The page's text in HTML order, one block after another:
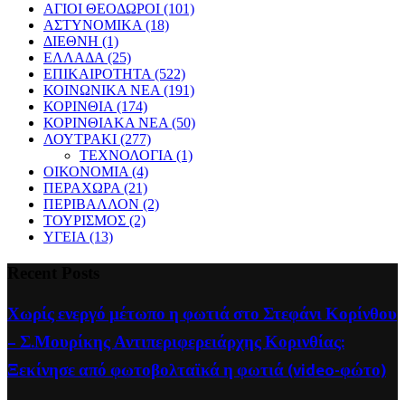
ΑΓΙΟΙ ΘΕΟΔΩΡΟΙ (101)
ΑΣΤΥΝΟΜΙΚΑ(18)
ΔΙΕΘΝΗ (1)
ΕΛΛΑΔΑ(25)
ΕΠΙΚΑΙΡΟΤΗΤΑ(522)
ΚΟΙΝΩΝΙΚΑ ΝΕΑ(191)
ΚΟΡΙΝΘΙΑ(174)
ΚΟΡΙΝΘΙΑΚΑ ΝΕΑ(50)
ΛΟΥΤΡΑΚΙ (277)
ΤΕΧΝΟΛΟΓΙΑ(1)
ΟΙΚΟΝΟΜΙΑ(4)
ΠΕΡΑΧΩΡΑ(21)
ΠΕΡΙΒΑΛΛΟΝ (2)
ΤΟΥΡΙΣΜΟΣ (2)
ΥΓΕΙΑ(13)
Χωρίς ενεργό μέτωπο η φωτιά στο Στεφάνι Κορίνθου
– Σ.Μουρίκης Αντιπεριφερειάρχης Κορινθίας:
Ξεκίνησε από φωτοβολταϊκά η φωτιά (video-φώτο)